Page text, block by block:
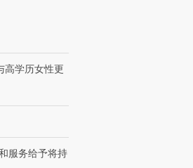
高学历女性更
服务给予将持